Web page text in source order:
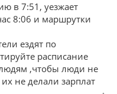
в 7:51, уезжает
8:06 и маршрутки
ездят по
расписание
,чтобы люди не
не делали зарплат